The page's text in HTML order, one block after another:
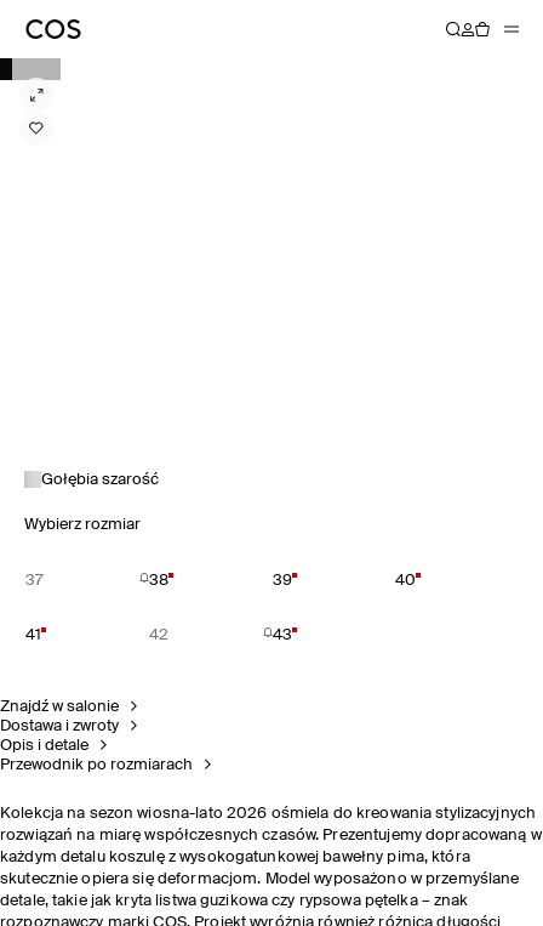
Gołębia szarość
Wybierz rozmiar
37 38 39 40
41 42 43
Znajdź w salonie
Dostawa i zwroty
Opis i detale
Przewodnik po rozmiarach
Kolekcja na sezon wiosna-lato 2026 ośmiela do kreowania stylizacyjnych
rozwiązań na miarę współczesnych czasów. Prezentujemy dopracowaną w
każdym detalu koszulę z wysokogatunkowej bawełny pima, która
skutecznie opiera się deformacjom. Model wyposażono w przemyślane
detale, takie jak kryta listwa guzikowa czy rypsowa pętelka – znak